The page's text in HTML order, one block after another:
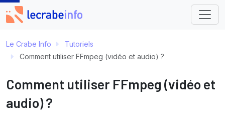
Le Crabe Info
Tutoriels
Comment utiliser FFmpeg (vidéo et audio) ?
Comment utiliser FFmpeg (vidéo et
audio) ?